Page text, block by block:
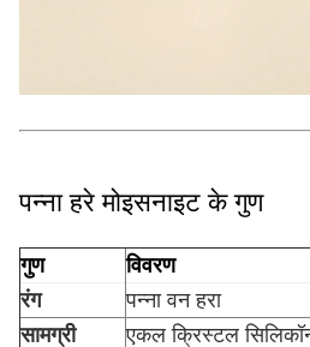
पन्ना हरे मोइसनाइट के गुण
गुण
विवरण
रंग
पन्ना वन हरा
सामग्री
एकल क्रिस्टल